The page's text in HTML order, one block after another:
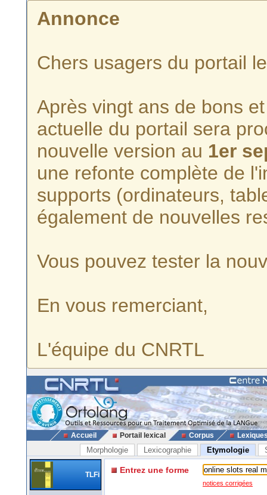
Annonce
Chers usagers du portail
Après vingt ans de bons
actuelle du portail sera
nouvelle version au 1er
une refonte complète de
supports (ordinateurs,
également de nouvelles
Vous pouvez tester la
En vous remerciant,
L'équipe du CNRTL
Accueil Portail lexical Corpus
Morphologie Lexicographie Etymologie
TLFi Entrez une forme
notices corrigées